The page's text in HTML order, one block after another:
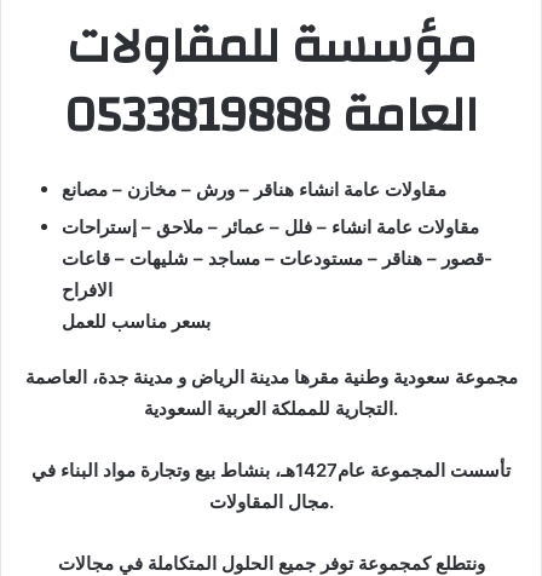
مؤسسة للمقاولات
العامة 0533819888
مقاولات عامة انشاء هناقر – ورش – مخازن – مصانع
مقاولات عامة انشاء – فلل – عمائر – ملاحق – إستراحات
-قصور – هناقر – مستودعات – مساجد – شليهات – قاعات
الافراح
بسعر مناسب للعمل
مجموعة سعودية وطنية مقرها مدينة الرياض و مدينة جدة، العاصمة
التجارية للمملكة العربية السعودية.
تأسست المجموعة عام1427هـ، بنشاط بيع وتجارة مواد البناء في
مجال المقاولات.
ونتطلع كمجموعة توفر جميع الحلول المتكاملة في مجالات